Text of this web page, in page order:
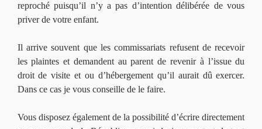
reproché puisqu’il n’y a pas d’intention délibérée de vous
priver de votre enfant.
Il arrive souvent que les commissariats refusent de recevoir
les plaintes et demandent au parent de revenir à l’issue du
droit de visite et ou d’hébergement qu’il aurait dû exercer.
Dans ce cas je vous conseille de le faire.
Vous disposez également de la possibilité d’écrire directement